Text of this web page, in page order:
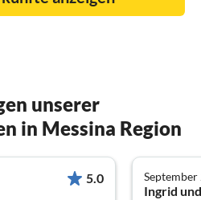
unserer
in Messina Region
5.0 September
Ingrid